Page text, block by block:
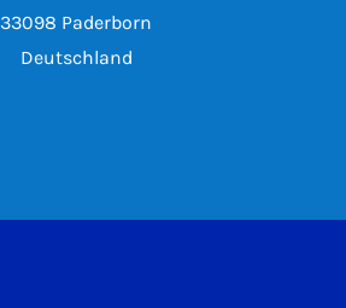
33098 Paderborn
Deutschland